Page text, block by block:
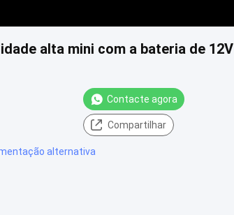
alta mini com a bateria de 12V
Contacte agora
Compartilhar
alternativa